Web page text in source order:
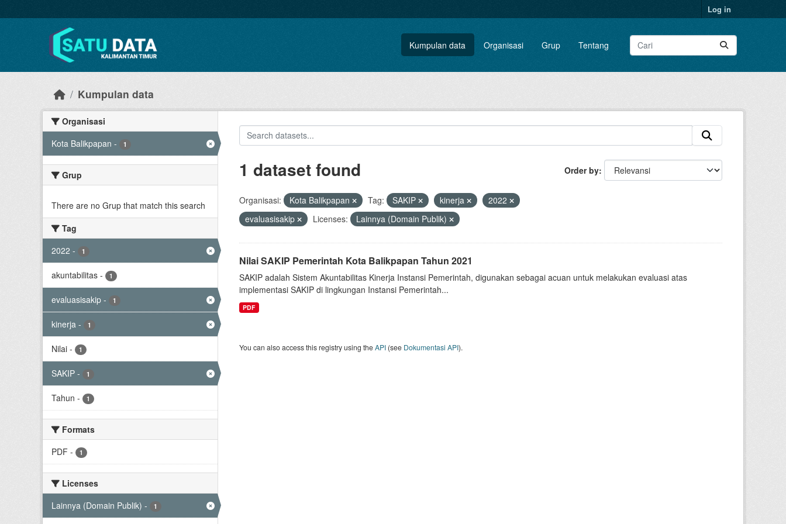
Log in
Kumpulan data Organisasi Grup Tentang
Kumpulan data
Organisasi
Kota Balikpapan - 1
Grup
There are no Grup that match this search
Tag
2022 - 1
akuntabilitas - 1
evaluasisakip - 1
kinerja - 1
Nilai - 1
SAKIP - 1
Tahun - 1
Formats
PDF - 1
Licenses
Lainnya (Domain Publik) - 1
Order by
1 dataset found
Organisasi: Kota Balikpapan Tag: SAKIP kinerja
2022
evaluasisakip
Licenses: Lainnya (Domain Publik)
Nilai SAKIP Pemerintah Kota Balikpapan Tahun 2021
SAKIP adalah Sistem Akuntabilitas Kinerja Instansi Pemerintah, digunakan sebagai acuan untuk melakukan evaluasi atas
implementasi SAKIP di lingkungan Instansi Pemerintah...
PDF
You can also access this registry using theAPI(see Dokumentasi API).